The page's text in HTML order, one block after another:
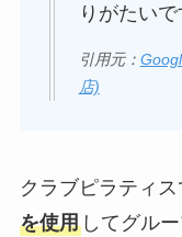
りがたいで
引用元：
店)
クラブピラティ
を使用してグル